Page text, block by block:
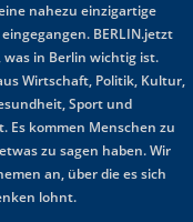
nahezu einzigartige
eingegangen. BERLIN.jetzt
was in Berlin wichtig ist.
Wirtschaft, Politik, Kultur,
Sport und
Es kommen Menschen zu
zu sagen haben. Wir
an, über die es sich
lohnt.